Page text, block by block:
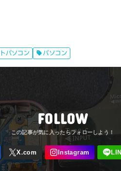
パソコン パソコン
FOLLOW